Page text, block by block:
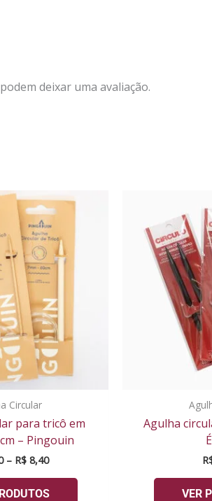
deixar uma avaliação.
Circular
para tricô em
– Pingouin
– R$8,40
de
R$ 7,50
através
R$ 8,40
Agulha
VER